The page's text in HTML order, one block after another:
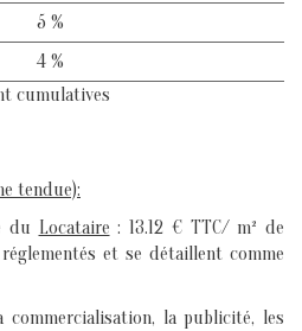
5 %
4 %
cumulatives
tendue):
du Locataire : 13.12 € TTC/ m² de
et se détaillent comme
la publicité, les